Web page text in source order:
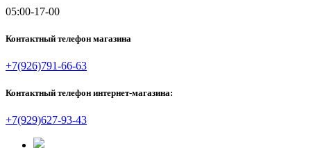
05:00-17-00
Контактный телефон магазина
+7(926)791-66-63
Контактный телефон интернет-магазина:
+7(929)627-93-43